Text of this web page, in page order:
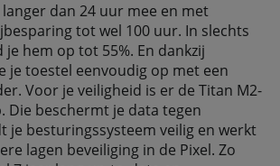
dan 24 uur mee en met
tot wel 100 uur. In slechts
hem op tot 55%. En dankzij
je toestel eenvoudig op met een
Voor je veiligheid is er de Titan M2-
Die beschermt je data tegen
je besturingssysteem veilig en werkt
lagen beveiliging in de Pixel. Zo